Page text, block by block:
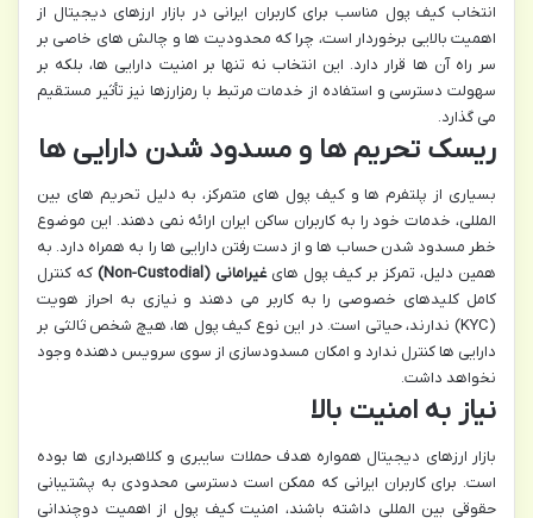
انتخاب کیف پول مناسب برای کاربران ایرانی در بازار ارزهای دیجیتال از
اهمیت بالایی برخوردار است، چرا که محدودیت ها و چالش های خاصی بر
سر راه آن ها قرار دارد. این انتخاب نه تنها بر امنیت دارایی ها، بلکه بر
سهولت دسترسی و استفاده از خدمات مرتبط با رمزارزها نیز تأثیر مستقیم
می گذارد.
ریسک تحریم ها و مسدود شدن دارایی ها
بسیاری از پلتفرم ها و کیف پول های متمرکز، به دلیل تحریم های بین
المللی، خدمات خود را به کاربران ساکن ایران ارائه نمی دهند. این موضوع
خطر مسدود شدن حساب ها و از دست رفتن دارایی ها را به همراه دارد. به
همین دلیل، تمرکز بر کیف پول هایغیرامانی (Non-Custodial)
که کنترل
کامل کلیدهای خصوصی را به کاربر می دهند و نیازی به احراز هویت
(KYC) ندارند، حیاتی است. در این نوع کیف پول ها، هیچ شخص ثالثی بر
دارایی ها کنترل ندارد و امکان مسدودسازی از سوی سرویس دهنده وجود
نخواهد داشت.
نیاز به امنیت بالا
بازار ارزهای دیجیتال همواره هدف حملات سایبری و کلاهبرداری ها بوده
است. برای کاربران ایرانی که ممکن است دسترسی محدودی به پشتیبانی
حقوقی بین المللی داشته باشند، امنیت کیف پول از اهمیت دوچندانی